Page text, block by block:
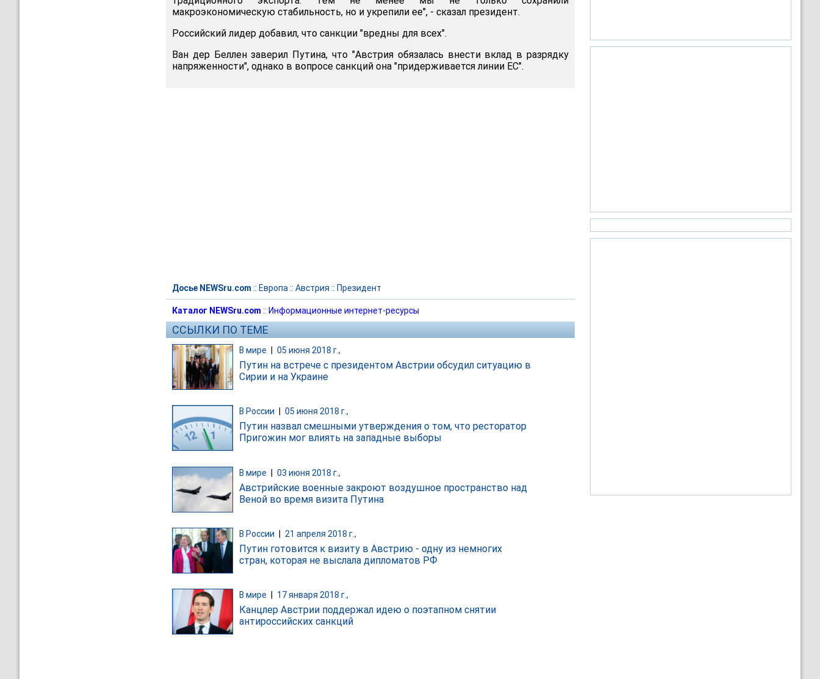
макроэкономическую стабильность, но и укрепили ее", - сказал президент.
Российский лидер добавил, что санкции "вредны для всех".
Ван дер Беллен заверил Путина, что "Австрия обязалась внести вклад в разрядку
напряженности", однако в вопросе санкций она "придерживается линии ЕС".
Досье NEWSru.com :: Европа :: Австрия :: Президент
Каталог NEWSru.com :: Информационные интернет-ресурсы
ССЫЛКИ ПО ТЕМЕ
В мире 05 июня 2018 г.,
Путин на встрече с президентом Австрии обсудил ситуацию в
Сирии и на Украине
В России 05 июня 2018 г.,
Путин назвал смешными утверждения о том, что ресторатор
Пригожин мог влиять на западные выборы
В мире | 03 июня 2018 г.,
Австрийские военные закроют воздушное пространство над
Веной во время визита Путина
В России 21 апреля 2018 г.,
Путин готовится к визиту в Австрию - одну из немногих
стран, которая не выслала дипломатов РФ
В мире 17 января 2018 г.,
Канцлер Австрии поддержал идею о поэтапном снятии
антироссийских санкций